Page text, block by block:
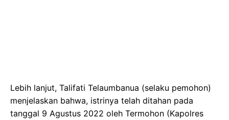
Lebih lanjut, Talifati Telaumbanua (selaku pemohon)
menjelaskan bahwa, istrinya telah ditahan pada
tanggal 9 Agustus 2022 oleh Termohon (Kapolres